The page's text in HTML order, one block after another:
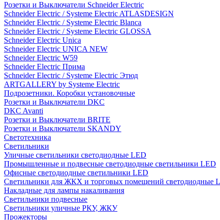
Розетки и Выключатели Schneider Electric
Schneider Electric / Systeme Electric ATLASDESIGN
Schneider Electric / Systeme Electric Blanca
Schneider Electric / Systeme Electric GLOSSA
Schneider Electric Unica
Schneider Electric UNICA NEW
Schneider Electric W59
Schneider Electric Прима
Schneider Electric / Systeme Electric Этюд
ARTGALLERY by Systeme Electric
Подрозетники. Коробки установочные
Розетки и Выключатели DKC
DKC Avanti
Розетки и Выключатели BRITE
Розетки и Выключатели SKANDY
Светотехника
Светильники
Уличные светильники светодиодные LED
Промышленные и подвесные светодиодные светильники LED
Офисные светодиодные светильники LED
Светильники для ЖКХ и торговых помещений светодиодные
Накладные для лампы накаливания
Светильники подвесные
Светильники уличные РКУ, ЖКУ
Прожекторы